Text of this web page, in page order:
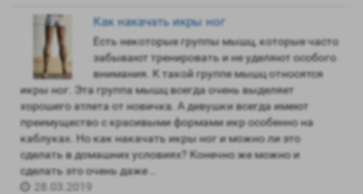
Как накачать икры ног
Есть некоторые группы мышц, которые часто
забывают тренировать и не уделяют особого
внимания. К такой группе мышц относятся
икры ног. Эта группа мышц всегда очень выделяет
хорошего атлета от новичка. А девушки всегда имеют
преимущество с красивыми формами икр особенно на
каблуках. Но как накачать икры ног и можно ли это
сделать в домашних условиях? Конечно же можно и
сделать это очень даже ..
28.03.2019